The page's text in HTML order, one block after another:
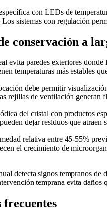
con LEDs de
sistemas con regulación
conservación a
evita paredes exteriores donde
temperaturas más estables
debe permitir
rejillas de ventilación generan
del cristal con productos
dejar residuos que atraen
relativa entre 45-55%
el crecimiento de
detecta signos tempranos de
temprana evita daños
frecuentes